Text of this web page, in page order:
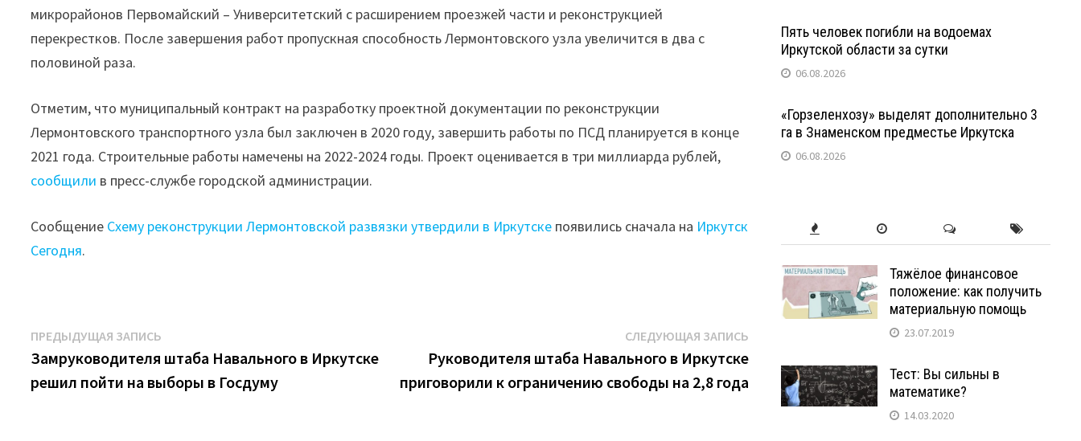
микрорайонов Первомайский – Университетский с расширением проезжей части и реконструкцией
перекрестков. После завершения работ пропускная способность Лермонтовского узла увеличится в два с
половиной раза.
Отметим, что муниципальный контракт на разработку проектной документации по реконструкции
Лермонтовского транспортного узла был заключен в 2020 году, завершить работы по ПСД планируется в конце
2021 года. Строительные работы намечены на 2022-2024 годы. Проект оценивается в три миллиарда рублей,
сообщили в пресс-службе городской администрации.
Сообщение Схему реконструкции Лермонтовской развязки утвердили в Иркутске появились сначала на Иркутск
Сегодня.
Навигация
по
записям
ПРЕДЫДУЩАЯ ЗАПИСЬ
запись:
Замруководителя штаба Навального в Иркутске
решил пойти на выборы в Госдуму
СЛЕДУЮЩАЯ ЗАПИСЬСледующая
запись:
Руководителя штаба Навального в Иркутске
приговорили к ограничению свободы на 2,8 года
Пять человек погибли на водоемах
Иркутской области за сутки
06.08.2026
«Горзеленхозу» выделят дополнительно 3
га в Знаменском предместье Иркутска
06.08.2026
Тяжёлое финансовое
положение: как получить
материальную помощь
23.07.2019
Тест: Вы сильны в
математике?
14.03.2020